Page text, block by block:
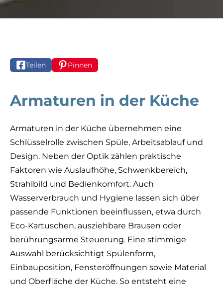
Teilen Pinnen
Armaturen in der Küche
Armaturen in der Küche übernehmen eine
Schlüsselrolle zwischen Spüle, Arbeitsablauf und
Design. Neben der Optik zählen praktische
Faktoren wie Auslaufhöhe, Schwenkbereich,
Strahlbild und Bedienkomfort. Auch
Wasserverbrauch und Hygiene lassen sich über
passende Funktionen beeinflussen, etwa durch
Eco-Kartuschen, ausziehbare Brausen oder
berührungsarme Steuerung. Eine stimmige
Auswahl berücksichtigt Spülenform,
Einbauposition, Fensteröffnungen sowie Material
und Oberfläche der Küche. So entsteht eine